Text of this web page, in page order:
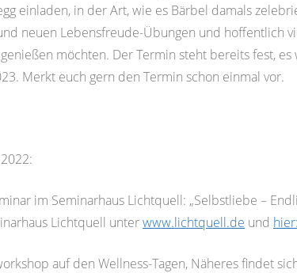
einladen, in der Art, wie es Bärbel damals
neuen Lebensfreude-Übungen und hoffentlich
möchten. Der Termin steht bereits fest,
Merkt euch gern den Termin schon einmal vor.
im Seminarhaus Lichtquell: „Selbstliebe –
Lichtquell unterwww.lichtquell.de und hier:
auf den Wellness-Tagen, Näheres findet